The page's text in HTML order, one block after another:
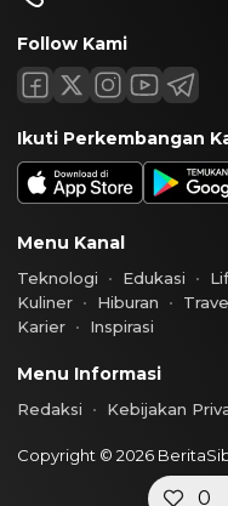
0
Follow Kami
Ikuti Perkembangan
Menu Kanal
Teknologi Edukasi
Kuliner
Hiburan
Karier
Inspirasi
Menu Informasi
Redaksi Kebijakan
Copyright © 2026